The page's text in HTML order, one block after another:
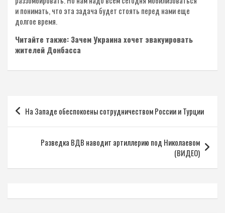
и понимать, что эта задача будет стоять перед нами еще
долгое время.
Читайте также: Зачем Украина хочет эвакуировать
жителей Донбасса
Навигация
по
записям
На Западе обеспокоены сотрудничеством России и Турции
Разведка ВДВ наводит артиллерию под Николаевом
(ВИДЕО)